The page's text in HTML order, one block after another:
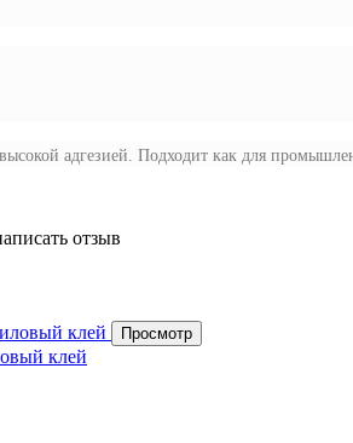
адгезией. Подходит как для
отзыв
Просмотр
клей